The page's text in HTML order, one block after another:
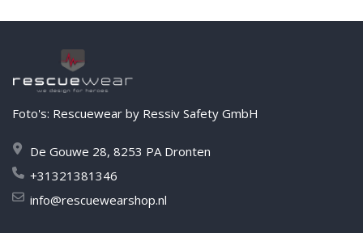
Foto's: Rescuewear by Ressiv Safety GmbH
De Gouwe 28, 8253 PA Dronten
+31321381346
info@rescuewearshop.nl